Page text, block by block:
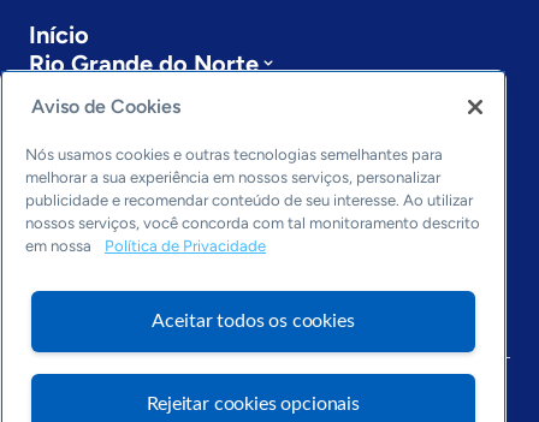
Início
Rio Grande do Norte
Sobre a ASN
Últimas notícias
Entre em contato
Editorias
Economia & Política
Inovação & Tecnologia
Cultura empreendedora
Arquivo
Aviso de Cookies
Nós usamos cookies e outras tecnologias semelhantes para
melhorar a sua experiência em nossos serviços, personalizar
publicidade e recomendar conteúdo de seu interesse. Ao utilizar
nossos serviços, você concorda com tal monitoramento descrito
em nossa
Política de Privacidade
Aceitar todos os cookies
Rejeitar cookies opcionais